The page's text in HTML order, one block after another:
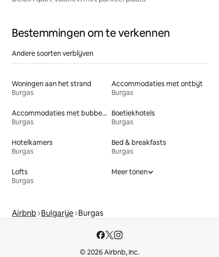
Bestemmingen om te verkennen
Andere soorten verblijven
Woningen aan het strand
Burgas
Accommodaties met ontbijt
Burgas
Accommodaties met bubbelbad
Burgas
Boetiekhotels
Burgas
Hotelkamers
Burgas
Bed & breakfasts
Burgas
Lofts
Burgas
Meer tonen
Airbnb Bulgarije Burgas
© 2026 Airbnb, Inc.